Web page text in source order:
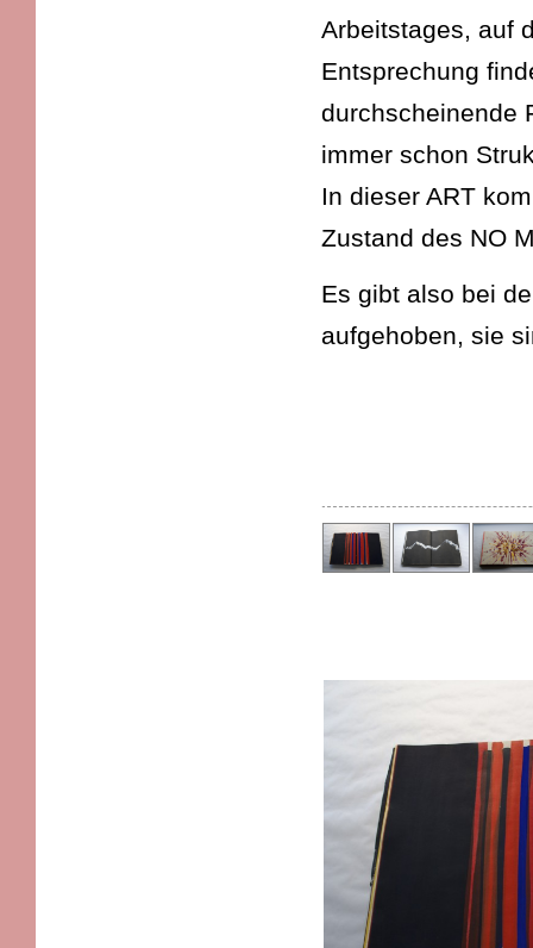
Arbeitstages, auf
Entsprechung
durchscheinende
immer schon
In dieser ART
Zustand des NO
Es gibt also bei
aufgehoben, sie